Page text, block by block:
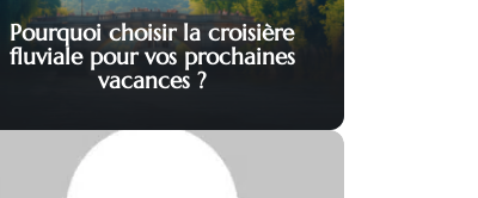
Pourquoi choisir la croisière
fluviale pour vos prochaines
vacances ?